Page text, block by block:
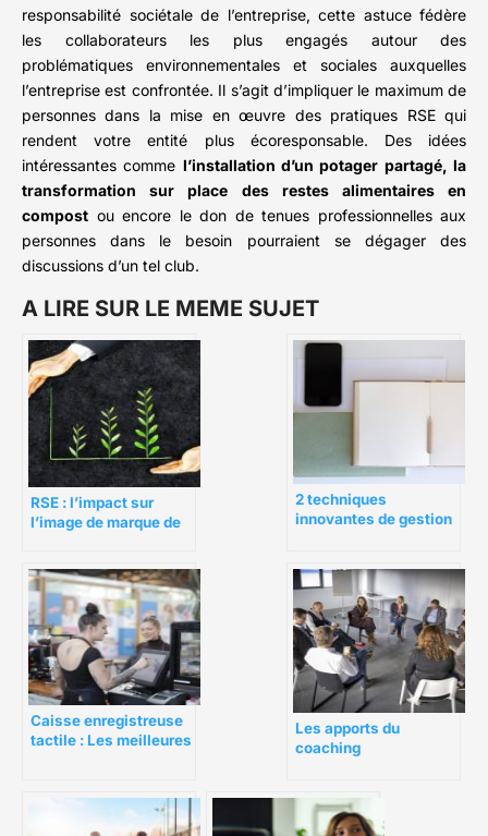
responsabilité sociétale de l’entreprise, cette astuce fédère
les collaborateurs les plus engagés autour des
problématiques environnementales et sociales auxquelles
l’entreprise est confrontée. Il s’agit d’impliquer le maximum de
personnes dans la mise en œuvre des pratiques RSE qui
rendent votre entité plus écoresponsable. Des idées
intéressantes comme l’installation d’un potager partagé, la
transformation sur place des restes alimentaires en
compost ou encore le don de tenues professionnelles aux
personnes dans le besoin pourraient se dégager des
discussions d’un tel club.
A LIRE SUR LE MEME SUJET
RSE : l’impact sur
l’image de marque de
2 techniques
innovantes de gestion
Caisse enregistreuse
tactile : Les meilleures
Les apports du
coaching